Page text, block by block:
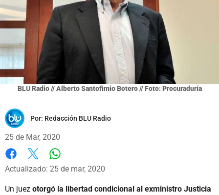
BLU Radio // Alberto Santofimio Botero // Foto: Procuraduría
Por: Redacción BLU Radio
25 de Mar, 2020
Facebook
X
Actualizado: 25 de mar, 2020
Un juez otorgó la libertad condicional al exministro Justicia